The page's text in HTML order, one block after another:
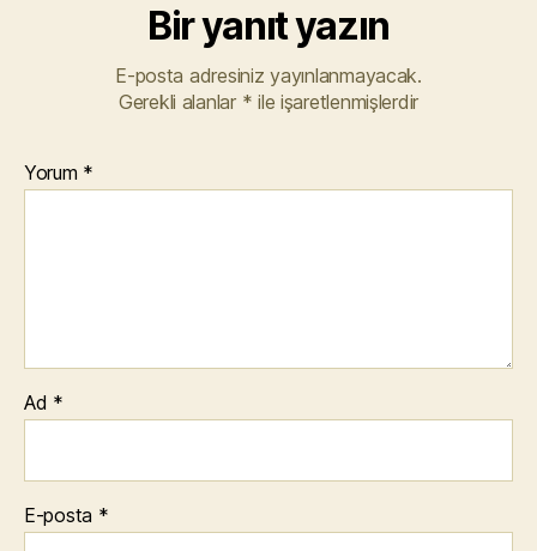
Bir yanıt yazın
E-posta adresiniz yayınlanmayacak.
Gerekli alanlar * ile işaretlenmişlerdir
Yorum *
Ad *
E-posta *